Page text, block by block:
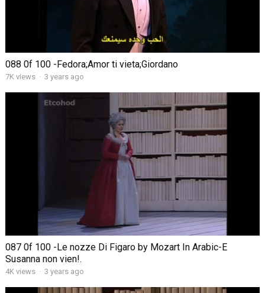
088 0f 100 -Fedora;Amor ti vieta;Giordano
7K views · 3 years ago
087 0f 100 -Le nozze Di Figaro by Mozart In Arabic-E
Susanna non vien!.
4K views · 3 years ago